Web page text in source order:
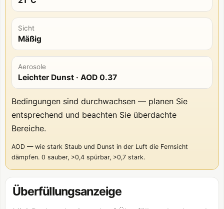
Sicht
Mäßig
Aerosole
Leichter Dunst · AOD 0.37
Bedingungen sind durchwachsen — planen Sie
entsprechend und beachten Sie überdachte
Bereiche.
AOD — wie stark Staub und Dunst in der Luft die Fernsicht
dämpfen. 0 sauber, >0,4 spürbar, >0,7 stark.
Überfüllungsanzeige